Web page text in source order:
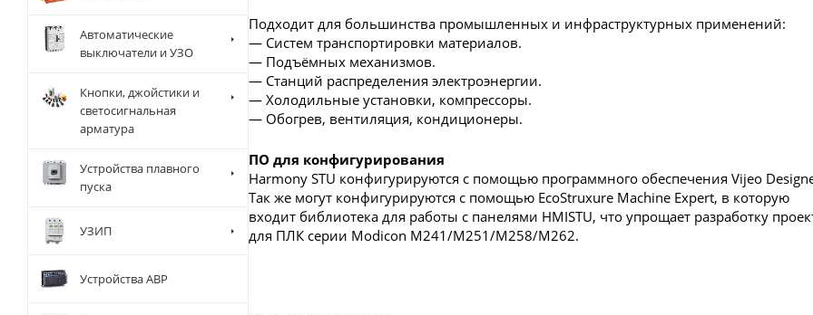
Подходит для большинства промышленных и инфраструктурных применений:
— Систем транспортировки материалов.
— Подъёмных механизмов.
— Станций распределения электроэнергии.
— Холодильные установки, компрессоры.
— Обогрев, вентиляция, кондиционеры.
ПО для конфигурирования
Harmony STU конфигурируются с помощью программного обеспечения Vijeo
Так же могут конфигурируются с помощью EcoStruxure Machine Expert, в которую
входит библиотека для работы с панелями HMISTU, что упрощает разработку
для ПЛК серии Modicon М241/M251/M258/M262.
Автоматические
выключатели и УЗО
Кнопки, джойстики и
светосигнальная
арматура
Устройства плавного
пуска
УЗИП
Устройства АВР